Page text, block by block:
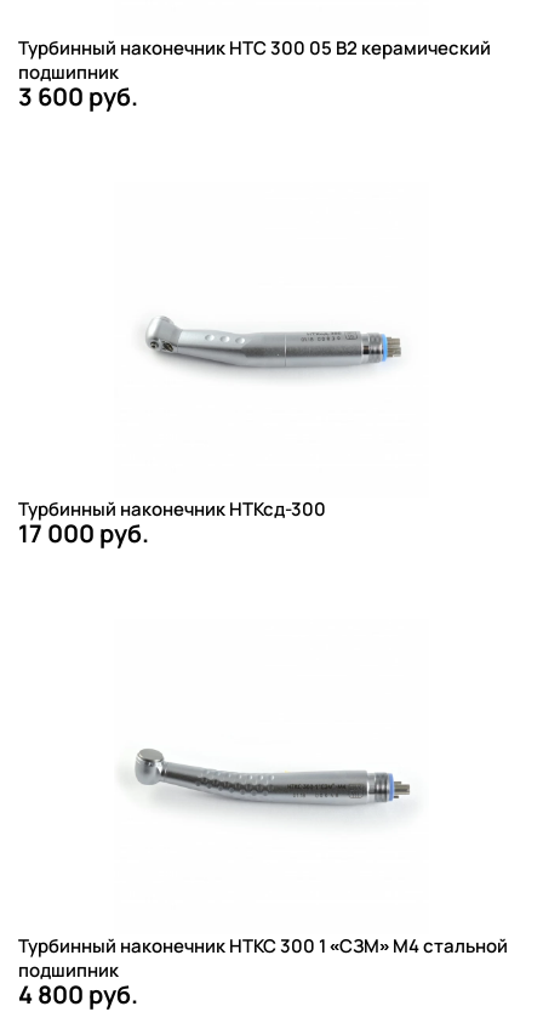
Турбинный наконечник НТС 300 05 B2 керамический
подшипник
3 600 руб.
Турбинный наконечник НТКсд-300
17 000 руб.
Турбинный наконечник НТКС 300 1 «СЗМ» М4 стальной
подшипник
4 800 руб.